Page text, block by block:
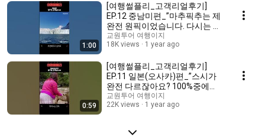
1:00
[여행썰플리_고객리얼후기]
EP.12 중남미편_”마추픽추는 제
완전 원픽이었습니다. 다시는 경
험할 수 없는 곳?”
교원투어 여행이지
18K views
1 year ago
0:59
[여행썰플리_고객리얼후기]
EP.11 일본(오사카)편_”스시가
완전 다르잖아요? 100%중에
200%만족한 것 같아요!🍣”
교원투어 여행이지
22K views
1 year ago